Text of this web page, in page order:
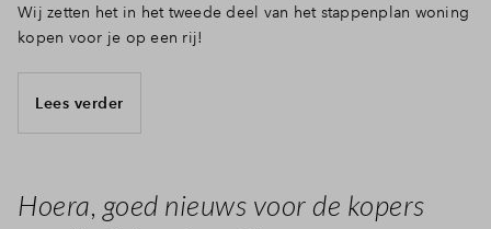
Wij zetten het in het tweede deel van het stappenplan woning
kopen voor je op een rij!
Lees verder
Hoera, goed nieuws voor de kopers